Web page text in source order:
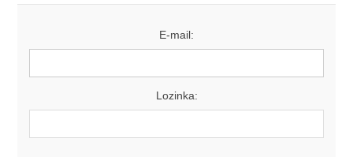
E-mail:
Lozinka: